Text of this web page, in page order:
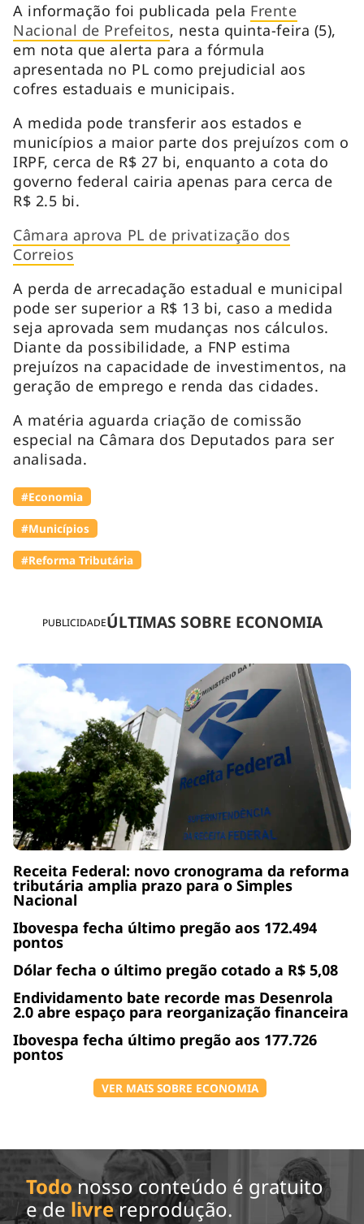
PUBLICIDADEÚLTIMAS SOBRE ECONOMIA
Receita Federal: novo cronograma da reforma
tributária amplia prazo para o Simples
Nacional
Ibovespa fecha último pregão aos 172.494
pontos
Dólar fecha o último pregão cotado a R$ 5,08
Endividamento bate recorde mas Desenrola
2.0 abre espaço para reorganização financeira
Ibovespa fecha último pregão aos 177.726
pontos
VER MAIS SOBRE ECONOMIA
A informação foi publicada pela Frente
Nacional de Prefeitos, nesta quinta-feira (5),
em nota que alerta para a fórmula
apresentada no PL como prejudicial aos
cofres estaduais e municipais.
A medida pode transferir aos estados e
municípios a maior parte dos prejuízos com o
IRPF, cerca de R$ 27 bi, enquanto a cota do
governo federal cairia apenas para cerca de
R$ 2.5 bi.
Câmara aprova PL de privatização dos
Correios
A perda de arrecadação estadual e municipal
pode ser superior a R$ 13 bi, caso a medida
seja aprovada sem mudanças nos cálculos.
Diante da possibilidade, a FNP estima
prejuízos na capacidade de investimentos, na
geração de emprego e renda das cidades.
A matéria aguarda criação de comissão
especial na Câmara dos Deputados para ser
analisada.
#Economia
#Municípios
#Reforma Tributária
Todo nosso conteúdo é gratuito
e de livrereprodução.